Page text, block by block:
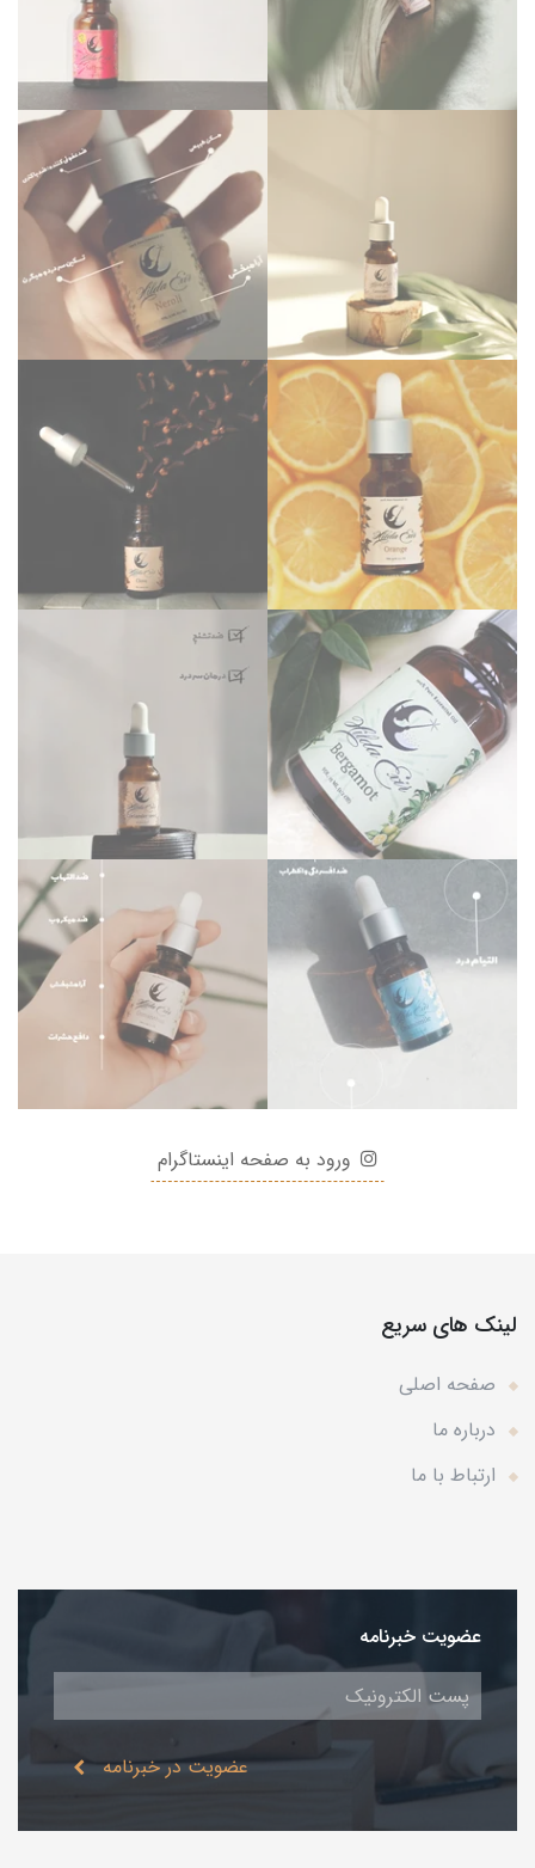
ورود به صفحه اینستاگرام
لینک های سریع
صفحه اصلی
درباره ما
ارتباط با ما
عضویت خبرنامه
عضویت در خبرنامه